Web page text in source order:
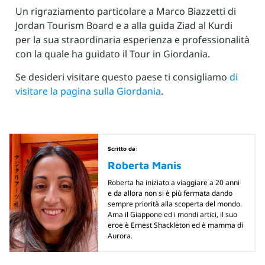
Un rigraziamento particolare a Marco Biazzetti di
Jordan Tourism Board e a alla guida Ziad al Kurdi
per la sua straordinaria esperienza e professionalità
con la quale ha guidato il Tour in Giordania.
Se desideri visitare questo paese ti consigliamo di
visitare la pagina sulla Giordania.
Scritto da:
Roberta Manis
Roberta ha iniziato a viaggiare a 20 anni
e da allora non si è più fermata dando
sempre priorità alla scoperta del mondo.
Ama il Giappone ed i mondi artici, il suo
eroe è Ernest Shackleton ed è mamma di
Aurora.